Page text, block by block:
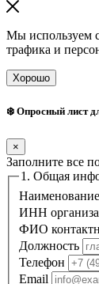
Мы используем
трафика и
Хорошо
❄️ Опросный лист
×
Заполните все
1. Общая
ИНН
ФИО
Должность
Телефон
Email